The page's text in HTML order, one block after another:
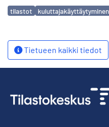
Avainsanat
tilastot kuluttajakäyttäytyminen
Tietueen kaikki tiedot